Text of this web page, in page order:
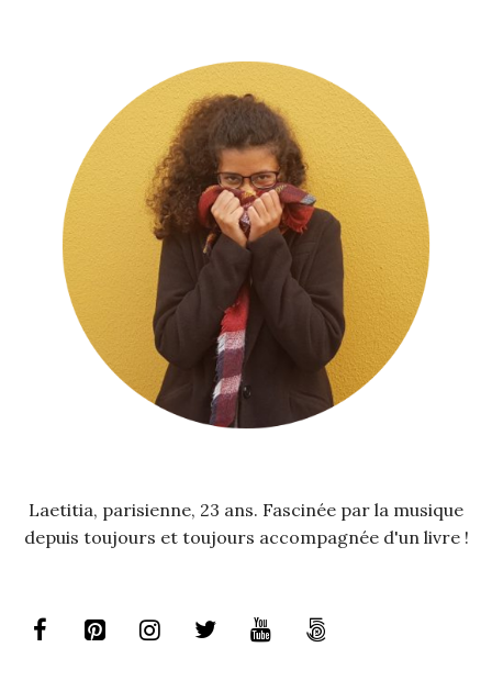
Laetitia, parisienne, 23 ans. Fascinée par la musique
depuis toujours et toujours accompagnée d'un livre !